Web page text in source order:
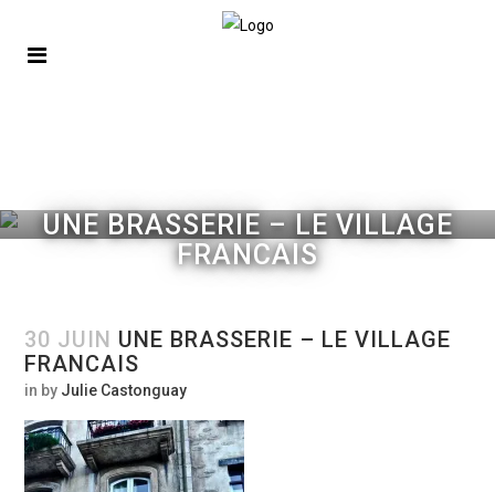
UNE BRASSERIE – LE VILLAGE
FRANCAIS
30 JUIN UNE BRASSERIE – LE VILLAGE
FRANCAIS
in by Julie Castonguay